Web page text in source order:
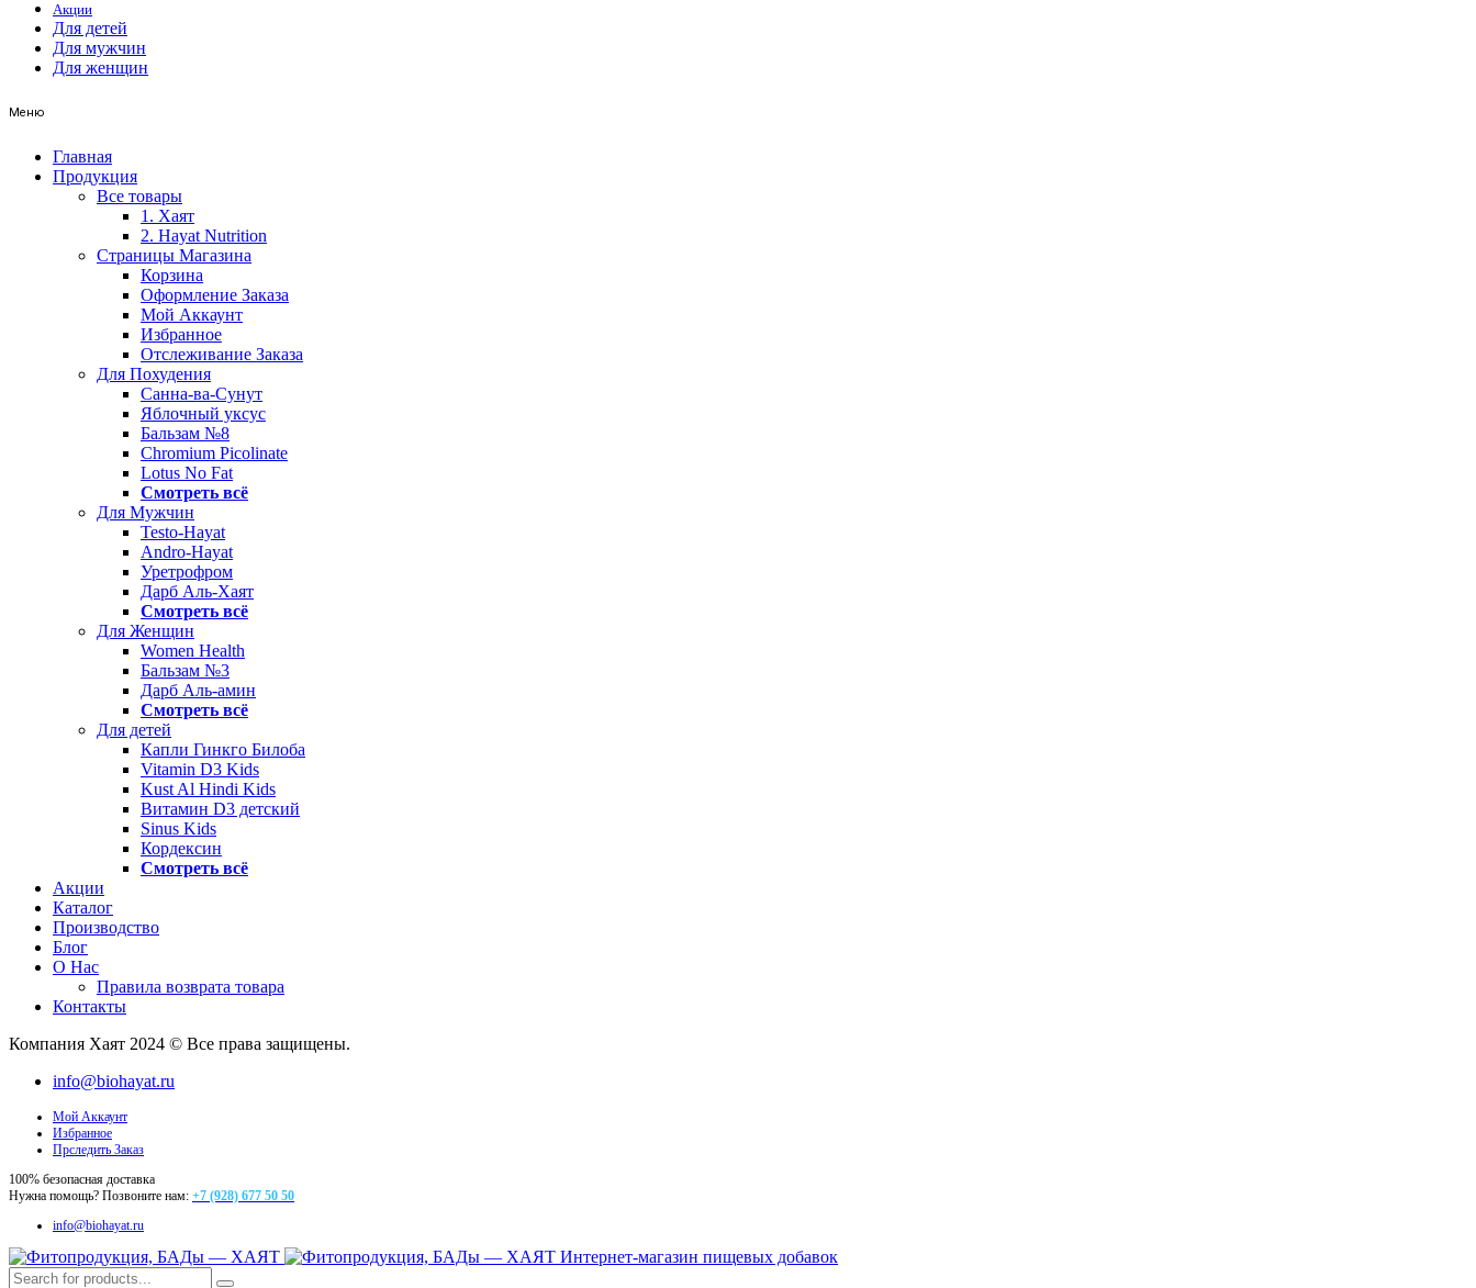
Акции
Для детей
Для мужчин
Для женщин
Меню
Главная
Продукция
Все товары
1. Хаят
2. Hayat Nutrition
Страницы Магазина
Корзина
Оформление Заказа
Мой Аккаунт
Избранное
Отслеживание Заказа
Для Похудения
Санна-ва-Сунут
Яблочный уксус
Бальзам №8
Chromium Picolinate
Lotus No Fat
Смотреть всё
Для Мужчин
Testo-Hayat
Andro-Hayat
Уретрофром
Дарб Аль-Хаят
Смотреть всё
Для Женщин
Women Health
Бальзам №3
Дарб Аль-амин
Смотреть всё
Для детей
Капли Гинкго Билоба
Vitamin D3 Kids
Kust Al Hindi Kids
Витамин D3 детский
Sinus Kids
Кордексин
Смотреть всё
Акции
Каталог
Производство
Блог
О Нас
Правила возврата товара
Контакты
Компания Хаят 2024 © Все права защищены.
info@biohayat.ru
Мой Аккаунт
Избранное
Прследить Заказ
100% безопасная доставка
Нужна помощь? Позвоните нам: +7 (928) 677 50 50
info@biohayat.ru
Интернет-магазин пищевых добавок